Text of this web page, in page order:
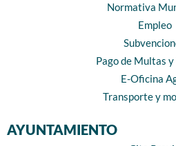
Normativa
Empleo
Pago de Multas
E-Oficina
Transporte y
AYUNTAMIENTO